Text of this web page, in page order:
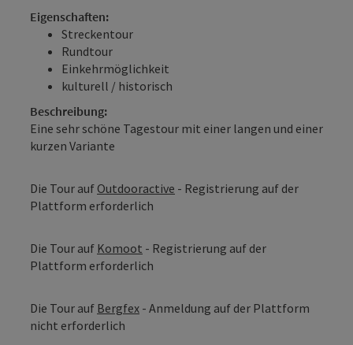
Eigenschaften:
Streckentour
Rundtour
Einkehrmöglichkeit
kulturell / historisch
Beschreibung:
Eine sehr schöne Tagestour mit einer langen und einer
kurzen Variante
Die Tour aufOutdooractive - Registrierung auf der
Plattform erforderlich
Die Tour auf Komoot - Registrierung auf der
Plattform erforderlich
Die Tour auf Bergfex - Anmeldung auf der Plattform
nicht erforderlich